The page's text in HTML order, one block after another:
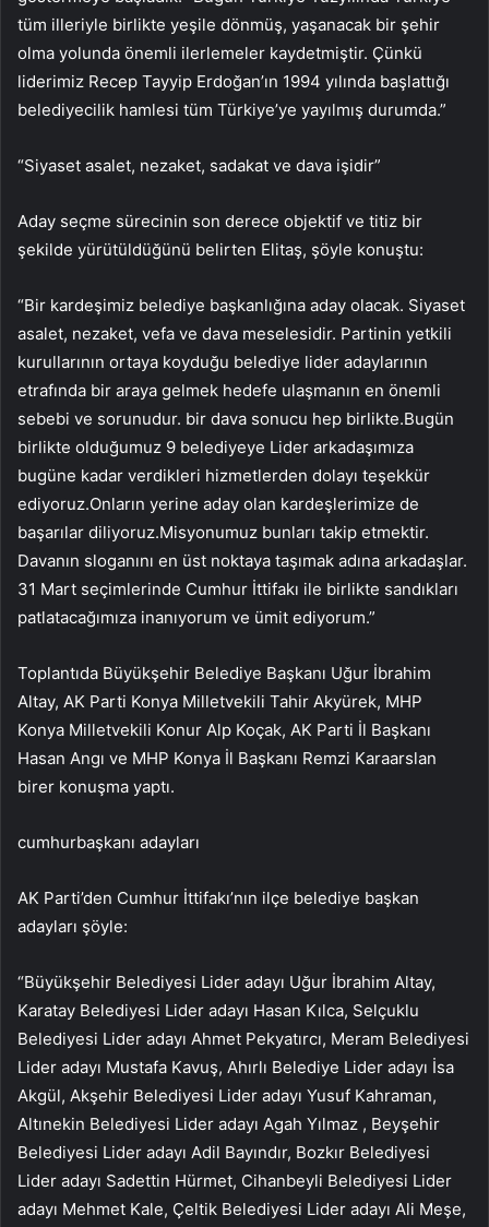
tüm illeriyle birlikte yeşile dönmüş, yaşanacak bir şehir
olma yolunda önemli ilerlemeler kaydetmiştir. Çünkü
liderimiz Recep Tayyip Erdoğan’ın 1994 yılında başlattığı
belediyecilik hamlesi tüm Türkiye’ye yayılmış durumda.”
“Siyaset asalet, nezaket, sadakat ve dava işidir”
Aday seçme sürecinin son derece objektif ve titiz bir
şekilde yürütüldüğünü belirten Elitaş, şöyle konuştu:
“Bir kardeşimiz belediye başkanlığına aday olacak. Siyaset
asalet, nezaket, vefa ve dava meselesidir. Partinin yetkili
kurullarının ortaya koyduğu belediye lider adaylarının
etrafında bir araya gelmek hedefe ulaşmanın en önemli
sebebi ve sorunudur. bir dava sonucu hep birlikte.Bugün
birlikte olduğumuz 9 belediyeye Lider arkadaşımıza
bugüne kadar verdikleri hizmetlerden dolayı teşekkür
ediyoruz.Onların yerine aday olan kardeşlerimize de
başarılar diliyoruz.Misyonumuz bunları takip etmektir.
Davanın sloganını en üst noktaya taşımak adına arkadaşlar.
31 Mart seçimlerinde Cumhur İttifakı ile birlikte sandıkları
patlatacağımıza inanıyorum ve ümit ediyorum.”
Toplantıda Büyükşehir Belediye Başkanı Uğur İbrahim
Altay, AK Parti Konya Milletvekili Tahir Akyürek, MHP
Konya Milletvekili Konur Alp Koçak, AK Parti İl Başkanı
Hasan Angı ve MHP Konya İl Başkanı Remzi Karaarslan
birer konuşma yaptı.
cumhurbaşkanı adayları
AK Parti’den Cumhur İttifakı’nın ilçe belediye başkan
adayları şöyle:
“Büyükşehir Belediyesi Lider adayı Uğur İbrahim Altay,
Karatay Belediyesi Lider adayı Hasan Kılca, Selçuklu
Belediyesi Lider adayı Ahmet Pekyatırcı, Meram Belediyesi
Lider adayı Mustafa Kavuş, Ahırlı Belediye Lider adayı İsa
Akgül, Akşehir Belediyesi Lider adayı Yusuf Kahraman,
Altınekin Belediyesi Lider adayı Agah Yılmaz , Beyşehir
Belediyesi Lider adayı Adil Bayındır, Bozkır Belediyesi
Lider adayı Sadettin Hürmet, Cihanbeyli Belediyesi Lider
adayı Mehmet Kale, Çeltik Belediyesi Lider adayı Ali Meşe,